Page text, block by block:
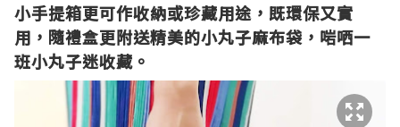
小手提箱更可作收納或珍藏用途，既環保又實
用，隨禮盒更附送精美的小丸子麻布袋，啱哂一
班小丸子迷收藏。